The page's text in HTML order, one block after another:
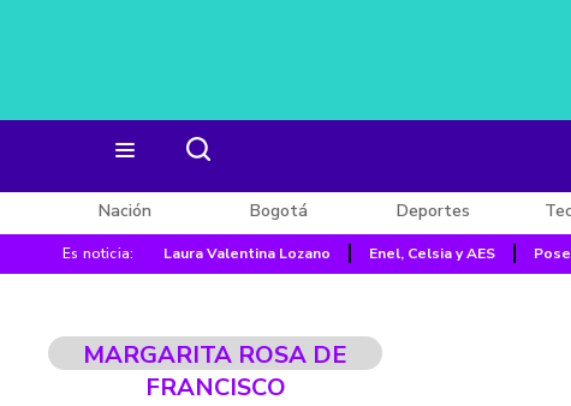
Nación Bogotá Deportes
Es noticia: Laura Valentina Lozano Enel, Celsia y AES
MARGARITA ROSA DE
FRANCISCO